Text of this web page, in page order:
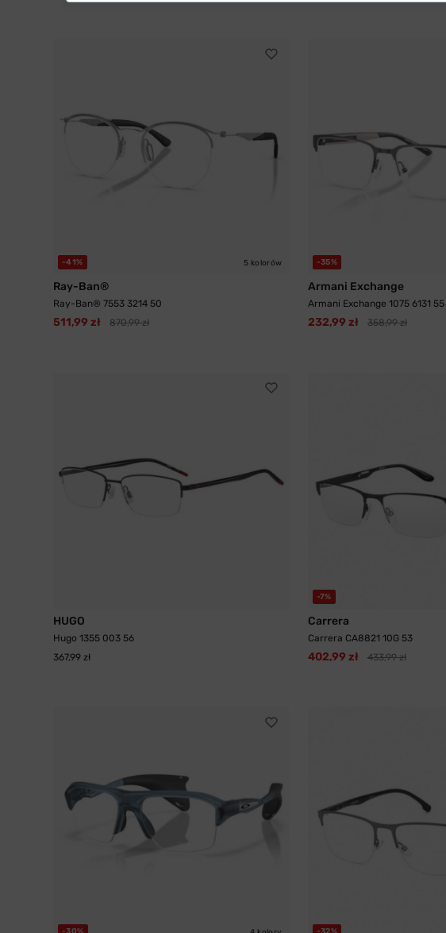
-41% 5 kolorów
Ray-Ban®
Ray-Ban® 7553 3214 50
511,99 zł 870,99 zł
-35%
Armani Exchange
Armani Exchange 1075 6131 55
232,99 zł 358,99 zł
HUGO
Hugo 1355 003 56
367,99 zł
-7%
Carrera
Carrera CA8821 10G 53
402,99 zł 433,99 zł
-30% -32%